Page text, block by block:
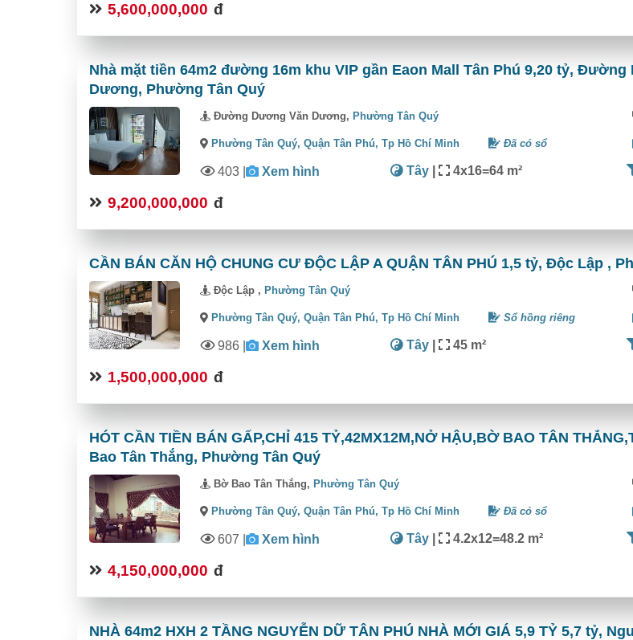
5,600,000,000 đ
Nhà mặt tiền 64m2 đường 16m khu VIP gần Eaon Mall Tân Phú 9,20 tỷ, Đường
Dương, Phường Tân Quý
Đường Dương Văn Dương, Phường Tân Quý
Phường Tân Quý, Quận Tân Phú,Tp Hồ Chí Minh Đã có sổ
403 | Xem hình Tây| 4x16=64 m²
9,200,000,000 đ
CẦN BÁN CĂN HỘ CHUNG CƯ ĐỘC LẬP A QUẬN TÂN PHÚ 1,5 tỷ, Độc Lập ,
Độc Lập , Phường Tân Quý
Phường Tân Quý, Quận Tân Phú,Tp Hồ Chí Minh Sổ hồng riêng
986 | Xem hình Tây| 45 m²
1,500,000,000 đ
HÓT CẦN TIỀN BÁN GẤP,CHỈ 415 TỶ,42MX12M,NỞ HẬU,BỜ BAO TÂN
Bao Tân Thắng, Phường Tân Quý
Bờ Bao Tân Thắng, Phường Tân Quý
Phường Tân Quý, Quận Tân Phú,Tp Hồ Chí Minh Đã có sổ
607 | Xem hình Tây| 4.2x12=48.2 m²
4,150,000,000 đ
NHÀ 64m2 HXH 2 TẦNG NGUYỄN DỮ TÂN PHÚ NHÀ MỚI GIÁ 5,9 TỶ 5,7 tỷ,